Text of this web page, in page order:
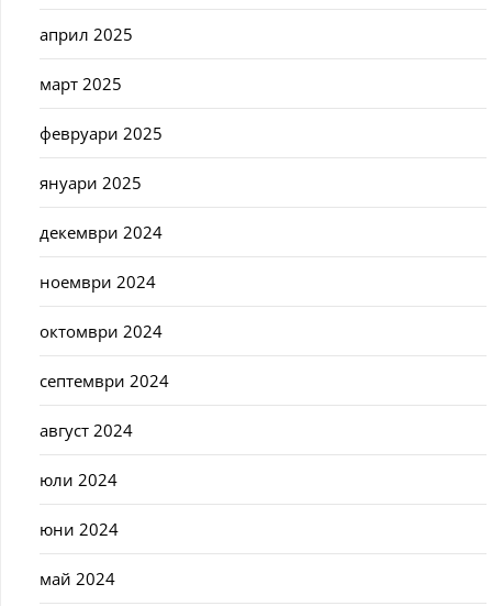
април 2025
март 2025
февруари 2025
януари 2025
декември 2024
ноември 2024
октомври 2024
септември 2024
август 2024
юли 2024
юни 2024
май 2024